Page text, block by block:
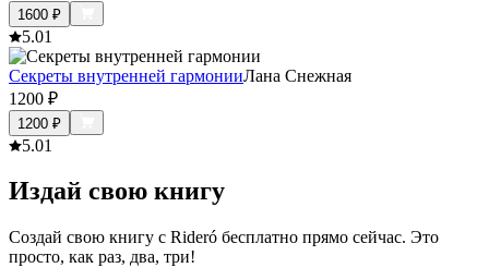
1600 ₽
5.01
Секреты внутренней гармонииЛана Снежная
1200 ₽
1200 ₽
5.01
Издай свою книгу
Создай свою книгу с Rideró бесплатно прямо сейчас. Это
просто, как раз, два, три!